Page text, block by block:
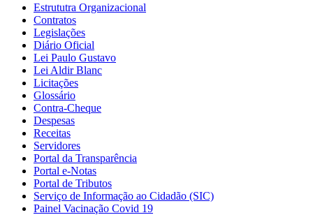
Estrututra Organizacional
Contratos
Legislações
Diário Oficial
Lei Paulo Gustavo
Lei Aldir Blanc
Licitações
Glossário
Contra-Cheque
Despesas
Receitas
Servidores
Portal da Transparência
Portal e-Notas
Portal de Tributos
Serviço de Informação ao Cidadão (SIC)
Painel Vacinação Covid 19